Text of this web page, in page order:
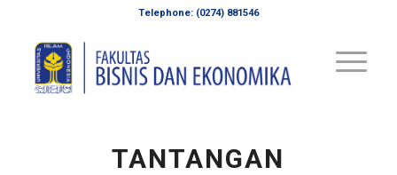
Telephone: (0274) 881546
TANTANGAN